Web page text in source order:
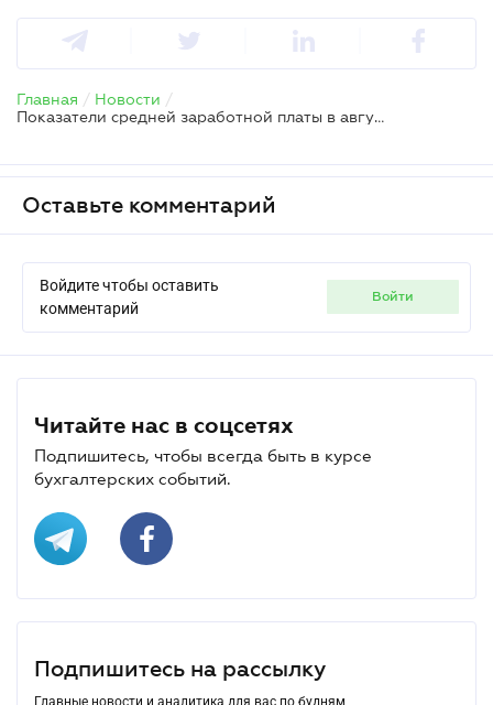
Главная / Новости /
Показатели средней заработной платы в августе продолжили падение – ПФУ
Оставьте комментарий
Войдите чтобы оставить
комментарий
войти
Читайте нас в соцсетях
Подпишитесь, чтобы всегда быть в курсе
бухгалтерских событий.
Подпишитесь на рассылку
Главные новости и аналитика для вас по будням